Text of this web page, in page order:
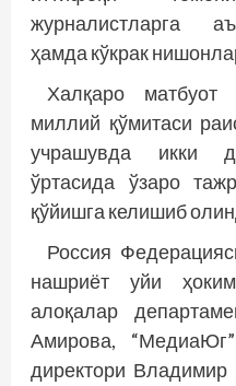
журналистларга
ҳамда кўкрак
Халқаро матбуот
миллий қўмитаси
учрашувда икки
ўртасида ўзаро
қўйишга келишиб
Россия
нашриёт уйи
алоқалар
Амирова,
директори Владимир